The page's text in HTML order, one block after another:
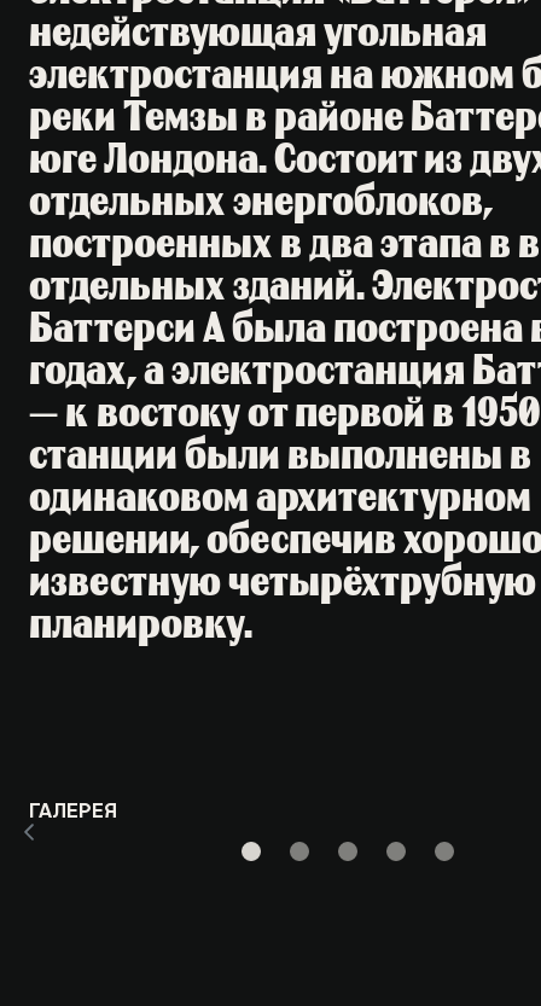
недействующая угольная
электростанция на южном
реки Темзы в районе
юге Лондона. Состоит из
отдельных энергоблоков,
построенных в два этапа в
отдельных зданий.
Баттерси А была построена
годах, а электростанция
— к востоку от первой в
станции были выполнены в
одинаковом архитектурном
решении, обеспечив
известную четырёхтрубную
планировку.
ГАЛЕРЕЯ